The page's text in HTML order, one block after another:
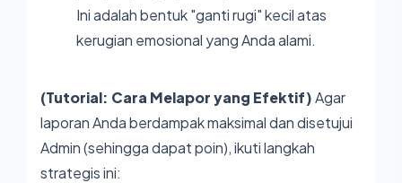
Ini adalah bentuk "ganti rugi" kecil atas
kerugian emosional yang Anda alami.
(Tutorial: Cara Melapor yang Efektif)Agar
laporan Anda berdampak maksimal dan disetujui
Admin (sehingga dapat poin), ikuti langkah
strategis ini: